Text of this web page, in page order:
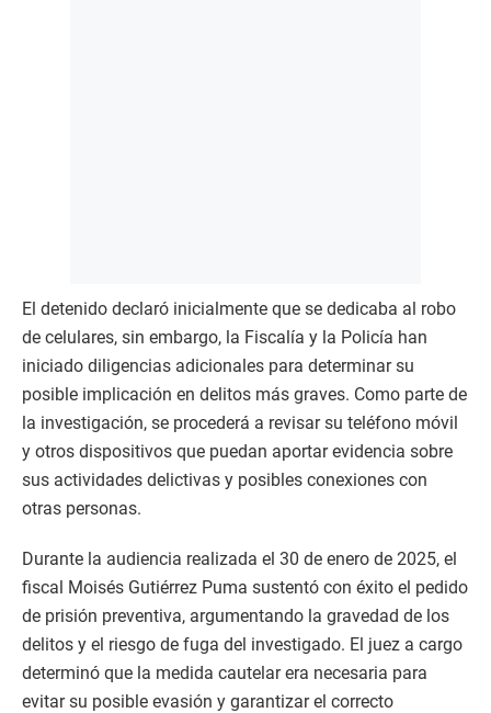
El detenido declaró inicialmente que se dedicaba al robo
de celulares, sin embargo, la Fiscalía y la Policía han
iniciado diligencias adicionales para determinar su
posible implicación en delitos más graves. Como parte de
la investigación, se procederá a revisar su teléfono móvil
y otros dispositivos que puedan aportar evidencia sobre
sus actividades delictivas y posibles conexiones con
otras personas.
Durante la audiencia realizada el 30 de enero de 2025, el
fiscal Moisés Gutiérrez Puma sustentó con éxito el pedido
de prisión preventiva, argumentando la gravedad de los
delitos y el riesgo de fuga del investigado. El juez a cargo
determinó que la medida cautelar era necesaria para
evitar su posible evasión y garantizar el correcto